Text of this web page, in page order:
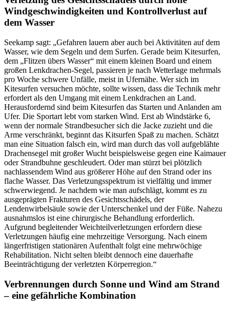
Windgeschwindigkeiten und Kontrollverlust auf
dem Wasser
Seekamp sagt: „Gefahren lauern aber auch bei Aktivitäten auf dem
Wasser, wie dem Segeln und dem Surfen. Gerade beim Kitesurfen,
dem „Flitzen übers Wasser“ mit einem kleinen Board und einem
großen Lenkdrachen-Segel, passieren je nach Wetterlage mehrmals
pro Woche schwere Unfälle, meist in Ufernähe. Wer sich im
Kitesurfen versuchen möchte, sollte wissen, dass die Technik mehr
erfordert als den Umgang mit einem Lenkdrachen an Land.
Herausfordernd sind beim Kitesurfen das Starten und Anlanden am
Ufer. Die Sportart lebt vom starken Wind. Erst ab Windstärke 6,
wenn der normale Strandbesucher sich die Jacke zuzieht und die
Arme verschränkt, beginnt das Kitsurfen Spaß zu machen. Schätzt
man eine Situation falsch ein, wird man durch das voll aufgeblähte
Drachensegel mit großer Wucht beispielsweise gegen eine Kaimauer
oder Strandbuhne geschleudert. Oder man stürzt bei plötzlich
nachlassendem Wind aus größerer Höhe auf den Strand oder ins
flache Wasser. Das Verletzungsspektrum ist vielfältig und immer
schwerwiegend. Je nachdem wie man aufschlägt, kommt es zu
ausgeprägten Frakturen des Gesichtsschädels, der
Lendenwirbelsäule sowie der Unterschenkel und der Füße. Nahezu
ausnahmslos ist eine chirurgische Behandlung erforderlich.
Aufgrund begleitender Weichteilverletzungen erfordern diese
Verletzungen häufig eine mehrzeitige Versorgung. Nach einem
längerfristigen stationären Aufenthalt folgt eine mehrwöchige
Rehabilitation. Nicht selten bleibt dennoch eine dauerhafte
Beeinträchtigung der verletzten Körperregion.“
Verbrennungen durch Sonne und Wind am Strand
– eine gefährliche Kombination